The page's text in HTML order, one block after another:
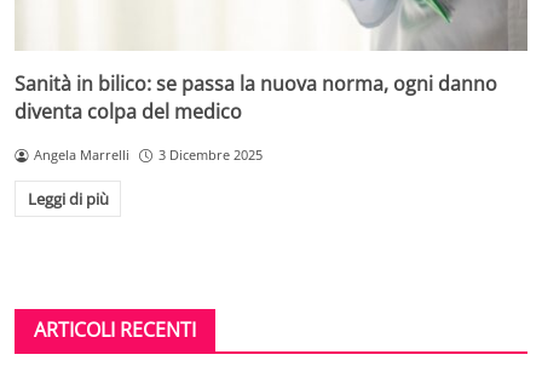
Sanità in bilico: se passa la nuova norma, ogni danno
diventa colpa del medico
Angela Marrelli 3 Dicembre 2025
Leggi di più
ARTICOLI RECENTI